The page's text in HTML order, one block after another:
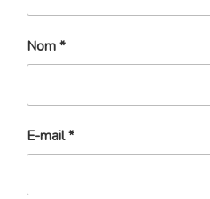
Nom *
E-mail*